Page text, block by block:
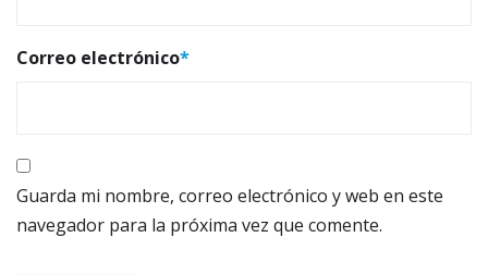
Correo electrónico*
Guarda mi nombre, correo electrónico y web en este
navegador para la próxima vez que comente.